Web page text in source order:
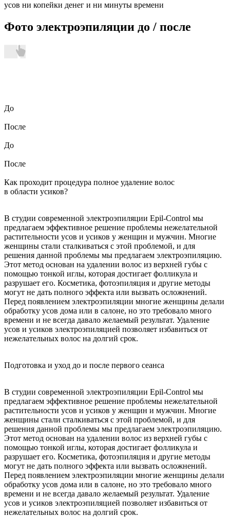
усов ни копейки денег и ни минуты времени
Фото электроэпиляции до / после
До
После
До
После
Как проходит процедура полное удаление волос
в области усиков?
В студии современной электроэпиляции Epil-Control мы
предлагаем эффективное решение проблемы нежелательной
растительности усов и усиков у женщин и мужчин. Многие
женщины стали сталкиваться с этой проблемой, и для
решения данной проблемы мы предлагаем электроэпиляцию.
Этот метод основан на удалении волос из верхней губы с
помощью тонкой иглы, которая достигает фолликула и
разрушает его. Косметика, фотоэпиляция и другие методы
могут не дать полного эффекта или вызвать осложнений.
Перед появлением электроэпиляции многие женщины делали
обработку усов дома или в салоне, но это требовало много
времени и не всегда давало желаемый результат. Удаление
усов и усиков электроэпиляцией позволяет избавиться от
нежелательных волос на долгий срок.
Подготовка и уход до и после первого сеанса
В студии современной электроэпиляции Epil-Control мы
предлагаем эффективное решение проблемы нежелательной
растительности усов и усиков у женщин и мужчин. Многие
женщины стали сталкиваться с этой проблемой, и для
решения данной проблемы мы предлагаем электроэпиляцию.
Этот метод основан на удалении волос из верхней губы с
помощью тонкой иглы, которая достигает фолликула и
разрушает его. Косметика, фотоэпиляция и другие методы
могут не дать полного эффекта или вызвать осложнений.
Перед появлением электроэпиляции многие женщины делали
обработку усов дома или в салоне, но это требовало много
времени и не всегда давало желаемый результат. Удаление
усов и усиков электроэпиляцией позволяет избавиться от
нежелательных волос на долгий срок.